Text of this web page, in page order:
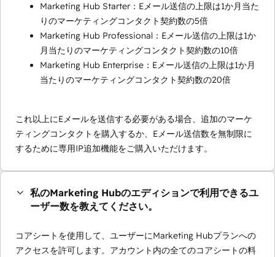
Marketing Hub Starter：Eメール送信の上限は1か月当た
りのマーケティングコンタクト契約数の5倍
Marketing Hub Professional：Eメール送信の上限は1か
月当たりのマーケティングコンタクト契約数の10倍
Marketing Hub Enterprise：Eメール送信の上限は1か月
当たりのマーケティングコンタクト契約数の20倍
これ以上にEメールを送信する必要がある場合、追加のマーケ
ティングコンタクトを購入するか、Eメール送信数を無制限に
するために専用IP追加機能をご購入いただけます。
私のMarketing Hubのエディションで利用できるユ
ーザー数を教えてください。
コアシートを使用して、ユーザーにMarketing Hubプランへの
アクセスを許可します。アカウント内の全てのコアシートの料